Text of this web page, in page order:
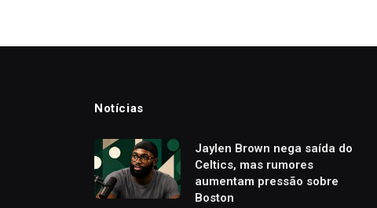
Notícias
Jaylen Brown nega saída do
Celtics, mas rumores
aumentam pressão sobre
Boston